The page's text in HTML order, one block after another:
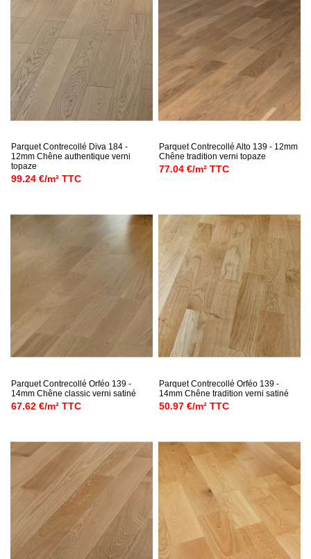
Parquet Contrecollé Diva 184 -
12mm Chêne authentique verni
topaze
99.24 €/m² TTC
Parquet Contrecollé Alto 139 - 12mm
Chêne tradition verni topaze
77.04 €/m² TTC
Parquet Contrecollé Orféo 139 -
14mm Chêne classic verni satiné
67.62 €/m² TTC
Parquet Contrecollé Orféo 139 -
14mm Chêne tradition verni satiné
50.97 €/m² TTC